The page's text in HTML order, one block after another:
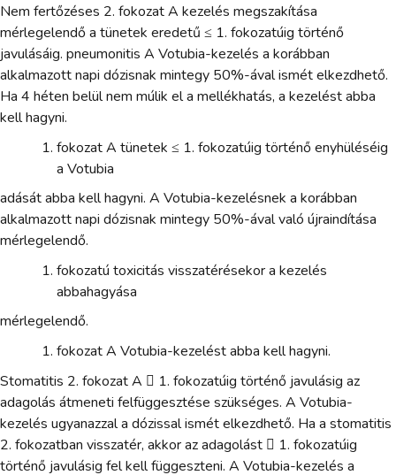
Nem fertőzéses 2. fokozat A kezelés megszakítása
mérlegelendő a tünetek eredetű ≤ 1. fokozatúig történő
javulásáig. pneumonitis A Votubia-kezelés a korábban
alkalmazott napi dózisnak mintegy 50%-ával ismét elkezdhető.
Ha 4 héten belül nem múlik el a mellékhatás, a kezelést abba
kell hagyni.
fokozat A tünetek ≤ 1. fokozatúig történő enyhüléséig
a Votubia
adását abba kell hagyni. A Votubia-kezelésnek a korábban
alkalmazott napi dózisnak mintegy 50%-ával való újraindítása
mérlegelendő.
fokozatú toxicitás visszatérésekor a kezelés
abbahagyása
mérlegelendő.
fokozat A Votubia-kezelést abba kell hagyni.
Stomatitis 2. fokozat A  1. fokozatúig történő javulásig az
adagolás átmeneti felfüggesztése szükséges. A Votubia-
kezelés ugyanazzal a dózissal ismét elkezdhető. Ha a stomatitis
2. fokozatban visszatér, akkor az adagolást  1. fokozatúig
történő javulásig fel kell függeszteni. A Votubia-kezelés a